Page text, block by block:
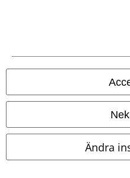
Ändra
A Warner